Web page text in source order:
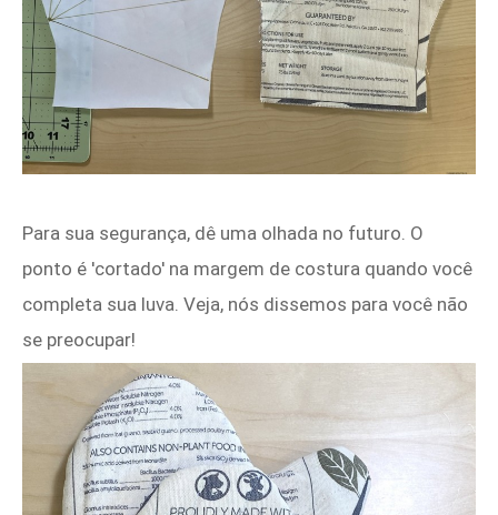
Para sua segurança, dê uma olhada no futuro. O
ponto é 'cortado' na margem de costura quando você
completa sua luva. Veja, nós dissemos para você não
se preocupar!